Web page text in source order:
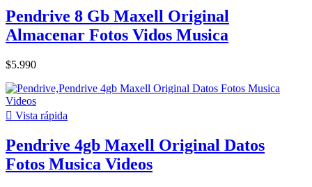
Pendrive 8 Gb Maxell Original
Almacenar Fotos Vidos Musica
$5.990
 Vista rápida
Pendrive 4gb Maxell Original Datos
Fotos Musica Videos